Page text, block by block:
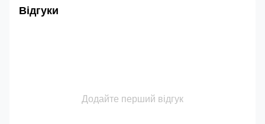
Відгуки
Додайте перший відгук